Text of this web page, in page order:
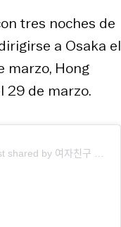
tres noches de
a Osaka el
marzo, Hong
29 de marzo.